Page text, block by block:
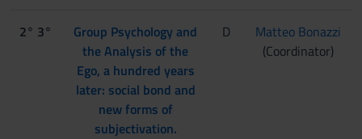
2° 3°
Group Psychology and
the Analysis of the
Ego, a hundred years
later: social bond and
new forms of
subjectivation.
D
Matteo Bonazzi
(Coordinator)